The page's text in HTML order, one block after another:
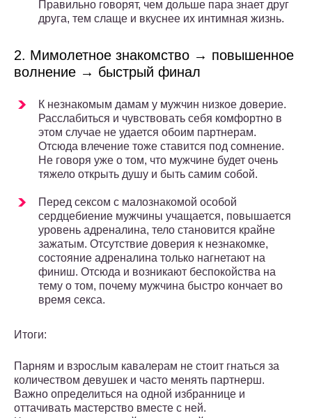
Правильно говорят, чем дольше пара знает друг
друга, тем слаще и вкуснее их интимная жизнь.
2. Мимолетное знакомство → повышенное
волнение → быстрый финал
К незнакомым дамам у мужчин низкое доверие.
Расслабиться и чувствовать себя комфортно в
этом случае не удается обоим партнерам.
Отсюда влечение тоже ставится под сомнение.
Не говоря уже о том, что мужчине будет очень
тяжело открыть душу и быть самим собой.
Перед сексом с малознакомой особой
сердцебиение мужчины учащается, повышается
уровень адреналина, тело становится крайне
зажатым. Отсутствие доверия к незнакомке,
состояние адреналина только нагнетают на
финиш. Отсюда и возникают беспокойства на
тему о том, почему мужчина быстро кончает во
время секса.
Итоги:
Парням и взрослым кавалерам не стоит гнаться за
количеством девушек и часто менять партнерш.
Важно определиться на одной избраннице и
оттачивать мастерство вместе с ней.